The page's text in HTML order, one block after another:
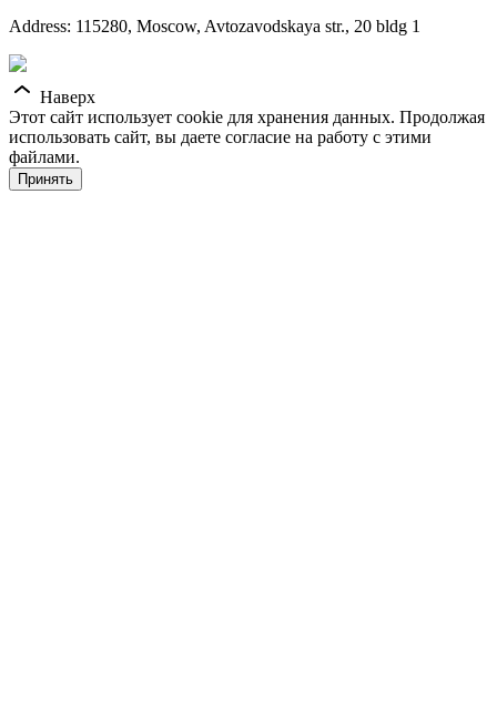
Address: 115280, Moscow, Avtozavodskaya str., 20 bldg 1
Наверх
Этот сайт использует cookie для хранения данных. Продолжая
использовать сайт, вы даете согласие на работу с этими
файлами.
Принять